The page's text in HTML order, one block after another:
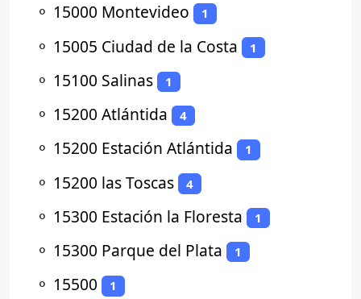
⚬ 15000 Montevideo 1
⚬ 15005 Ciudad de la Costa 1
⚬ 15100 Salinas 1
⚬ 15200 Atlántida 4
⚬ 15200 Estación Atlántida 1
⚬ 15200 las Toscas 4
⚬ 15300 Estación la Floresta 1
⚬ 15300 Parque del Plata 1
⚬ 15500 1